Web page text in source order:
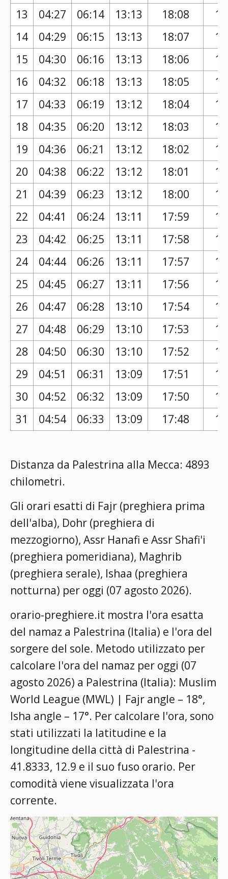
13 04:27 06:14 13:13 18:08
14
04:29 06:15 13:13 18:07
15
04:30 06:16 13:13 18:06
16
04:32 06:18 13:13 18:05
17
04:33 06:19 13:12 18:04
18
04:35 06:20 13:12 18:03
19
04:36 06:21 13:12 18:02
20
04:38 06:22 13:12 18:01
21
04:39 06:23 13:12 18:00
22
04:41 06:24 13:11 17:59
23
04:42 06:25 13:11 17:58
24
04:44 06:26 13:11 17:57
25
04:45 06:27 13:11 17:56
26
04:47 06:28 13:10 17:54
27
04:48 06:29 13:10 17:53
28
04:50 06:30 13:10 17:52
29
04:51 06:31 13:09 17:51
30
04:52 06:32 13:09 17:50
31
04:54 06:33 13:09 17:48
Distanza da Palestrina alla Mecca: 4893
chilometri.
Gli orari esatti di Fajr (preghiera prima
dell'alba), Dohr (preghiera di
mezzogiorno), Assr Hanafi e Assr Shafi'i
(preghiera pomeridiana), Maghrib
(preghiera serale), Ishaa (preghiera
notturna) per oggi (07 agosto 2026).
orario-preghiere.it mostra l'ora esatta
del namaz a Palestrina (Italia) e l'ora del
sorgere del sole. Metodo utilizzato per
calcolare l'ora del namaz per oggi (07
agosto 2026) a Palestrina (Italia): Muslim
World League (MWL) | Fajr angle – 18°,
Isha angle – 17°. Per calcolare l'ora, sono
stati utilizzati la latitudine e la
longitudine della città di Palestrina -
41.8333, 12.9 e il suo fuso orario. Per
comodità viene visualizzata l'ora
corrente.